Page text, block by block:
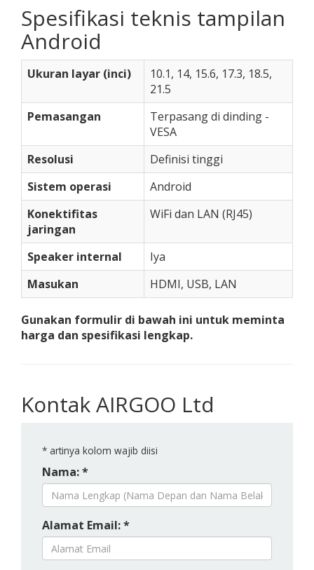
Spesifikasi teknis tampilan
Android
Ukuran layar (inci)
10.1, 14, 15.6, 17.3, 18.5,
21.5
Pemasangan
Terpasang di dinding -
VESA
Resolusi
Definisi tinggi
Sistem operasi
Android
Konektifitas
jaringan
WiFi dan LAN (RJ45)
Speaker internal
Iya
Masukan
HDMI, USB, LAN
Gunakan formulir di bawah ini untuk meminta
harga dan spesifikasi lengkap.
Kontak AIRGOO Ltd
* artinya kolom wajib diisi
Nama: *
Alamat Email: *